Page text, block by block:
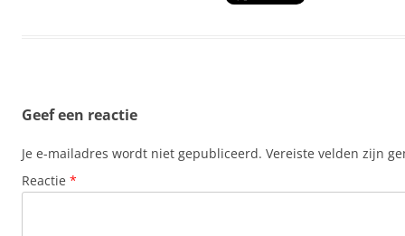
Geef een reactie
Je e-mailadres wordt niet gepubliceerd. Vereiste velden zijn
Reactie *